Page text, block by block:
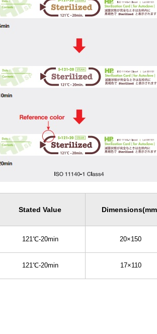
Stated Value
121℃-20min 20×150
121℃-20min 17×110